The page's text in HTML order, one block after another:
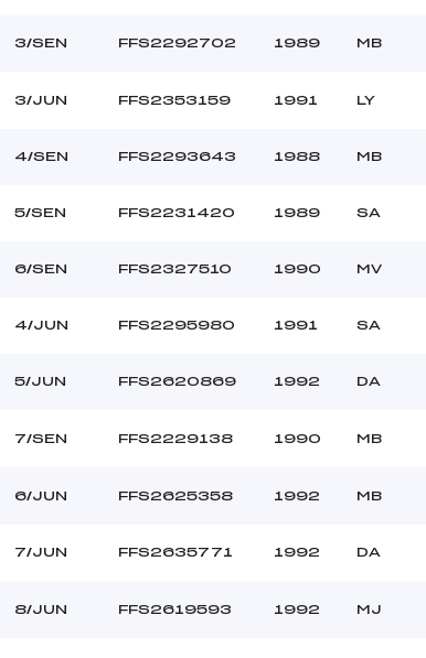
3/SEN FFS2292702 1989 MB
3/JUN FFS2353159 1991 LY
4/SEN FFS2293643 1988 MB
5/SEN FFS2231420 1989 SA
6/SEN FFS2327510 1990 MV
4/JUN FFS2295980 1991 SA
5/JUN FFS2620869 1992 DA
7/SEN FFS2229138 1990 MB
6/JUN FFS2625358 1992 MB
7/JUN FFS2635771 1992 DA
8/JUN FFS2619593 1992 MJ